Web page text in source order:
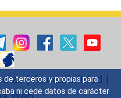
de terceros y propias para
ni cede datos de carácter
|Accesibilidad |